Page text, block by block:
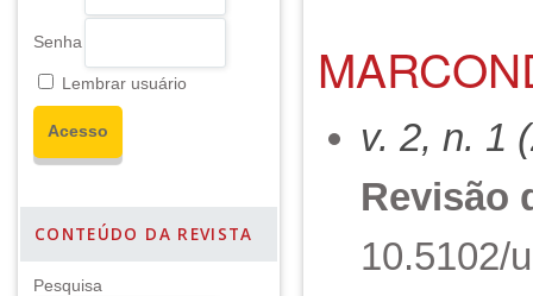
Senha
Lembrar usuário
CONTEÚDO DA REVISTA
Pesquisa
v. 2, n. 1
Revisão
10.5102/